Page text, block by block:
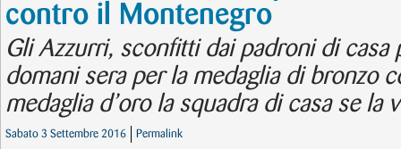
contro il Montenegro
Gli Azzurri, sconfitti dai padroni di
domani sera per la medaglia di bronzo
medaglia d’oro la squadra di casa se la
Sabato 3 Settembre 2016 Permalink